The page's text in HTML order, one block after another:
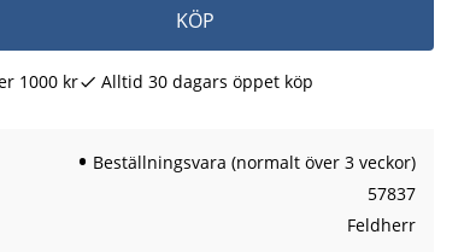
KÖP
1000 kr Alltid 30 dagars öppet köp
Beställningsvara (normalt över 3 veckor)
57837
Feldherr